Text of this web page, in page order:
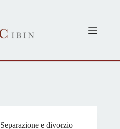
Separazione e divorzio